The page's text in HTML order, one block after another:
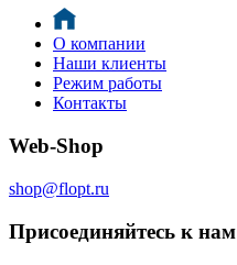
О компании
Наши клиенты
Режим работы
Контакты
Web-Shop
shop@flopt.ru
Присоединяйтесь к нам